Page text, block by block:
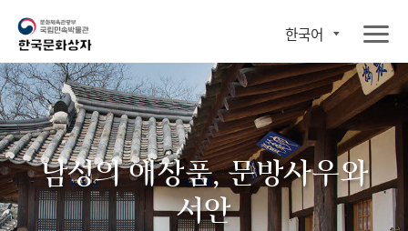
한국어
남성의 애장품, 문방사우와
서안